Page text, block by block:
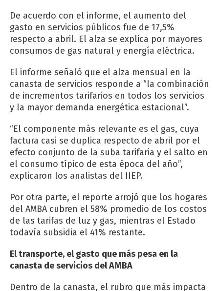
De acuerdo con el informe, el aumento del
gasto en servicios públicos fue de 17,5%
respecto a abril. El alza se explica por mayores
consumos de gas natural y energía eléctrica.
El informe señaló que el alza mensual en la
canasta de servicios responde a “la combinación
de incrementos tarifarios en todos los servicios
y la mayor demanda energética estacional”.
“El componente más relevante es el gas, cuya
factura casi se duplica respecto de abril por el
efecto conjunto de la suba tarifaria y el salto en
el consumo típico de esta época del año”,
explicaron los analistas del IIEP.
Por otra parte, el reporte arrojó que los hogares
del AMBA cubren el 58% promedio de los costos
de las tarifas de luz y gas, mientras el Estado
todavía subsidia el 41% restante.
El transporte, el gasto que más pesa en la
canasta de servicios del AMBA
Dentro de la canasta, el rubro que más impacta